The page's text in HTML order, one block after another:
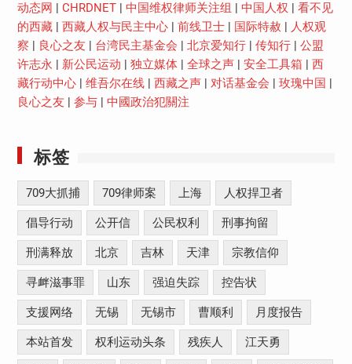
动态网
CHRDNET| 中国维权律师关注组 中国人权
看不见
的西藏| 西藏人权与民主中心| 前线卫士| 国际特赦
人权观
察
良心之友 台湾民主基金会 北京爱知行| 传知行| 公盟
许志永
新公民运动 独立媒体| 全球之声| 安全工具箱
西
藏行动中心| 维吾尔在线| 西藏之声| 对话基金会 玫瑰中国
良心之友
参与| 中國政治犯關注
标签
709大抓捕 709律师案 上海 人权捍卫者
倡导行动 公开信 公民权利 刑事拘留
刑满释放 北京 吉林 天津 宗教信仰
寻衅滋事罪 山东 强迫失踪 控告状
支援网络 无锡 无锡市 曹顺利 月度报告
本站首发 权利运动头条 残疾人 江天勇